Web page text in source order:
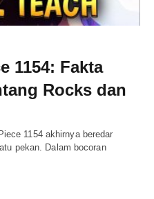
1154: Fakta
Rocks dan
1154 akhirnya beredar
pekan. Dalam bocoran